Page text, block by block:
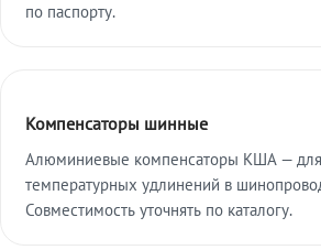
по паспорту.
Компенсаторы шинные
Алюминиевые компенсаторы КША —
температурных удлинений в
Совместимость уточнять по каталогу.